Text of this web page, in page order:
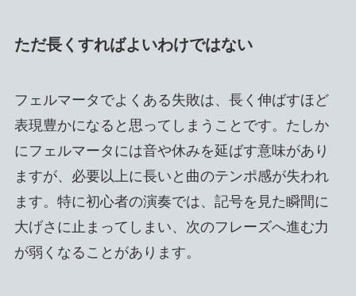
ただ長くすればよいわけではない
フェルマータでよくある失敗は、長く伸ばすほど
表現豊かになると思ってしまうことです。たしか
にフェルマータには音や休みを延ばす意味があり
ますが、必要以上に長いと曲のテンポ感が失われ
ます。特に初心者の演奏では、記号を見た瞬間に
大げさに止まってしまい、次のフレーズへ進む力
が弱くなることがあります。